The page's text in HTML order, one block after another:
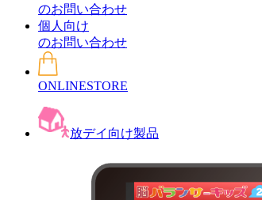
のお問い合わせ
個人向け
のお問い合わせ
ONLINESTORE
放デイ向け製品